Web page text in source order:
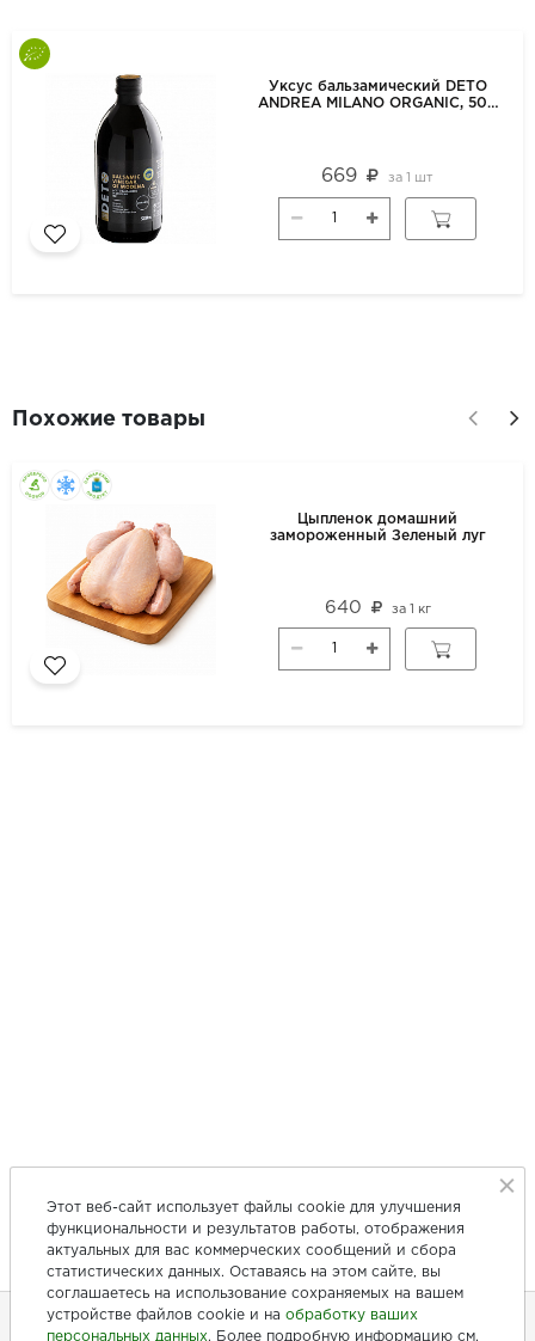
Уксус бальзамический DETO
ANDREA MILANO ORGANIC, 500
669 за 1 шт
Похожие товары
Цыпленок домашний
замороженный Зеленый луг
640 за 1 кг
Этот веб-сайт использует файлы cookie для улучшения
функциональности и результатов работы, отображения
актуальных для вас коммерческих сообщений и сбора
статистических данных. Оставаясь на этом сайте, вы
соглашаетесь на использование сохраняемых на вашем
устройстве файлов cookie и на обработку ваших
персональных данных. Более подробную информацию см.